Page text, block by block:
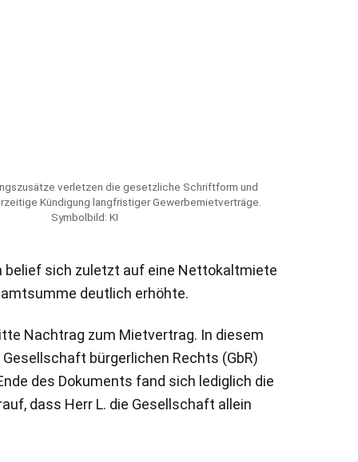
verletzen die gesetzliche Schriftform und
Kündigung langfristiger Gewerbemietverträge.
Symbolbild: KI
belief sich zuletzt auf eine Nettokaltmiete
deutlich erhöhte.
Nachtrag zum Mietvertrag. In diesem
bürgerlichen Rechts (GbR)
des Dokuments fand sich lediglich die
dass Herr L. die Gesellschaft allein